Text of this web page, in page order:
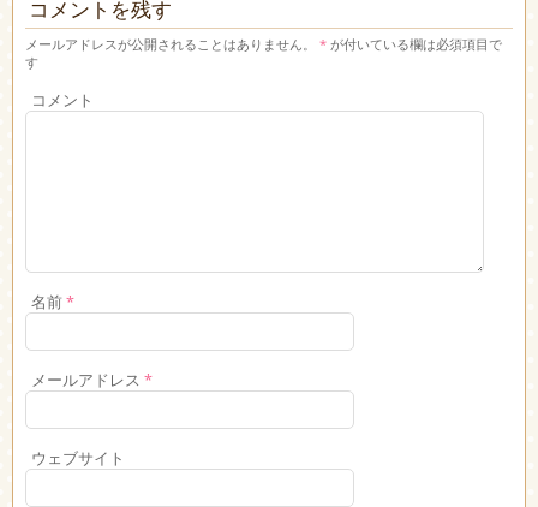
コメントを残す
メールアドレスが公開されることはありません。 * が付いている欄は必須項目で
す
コメント
名前*
メールアドレス *
ウェブサイト